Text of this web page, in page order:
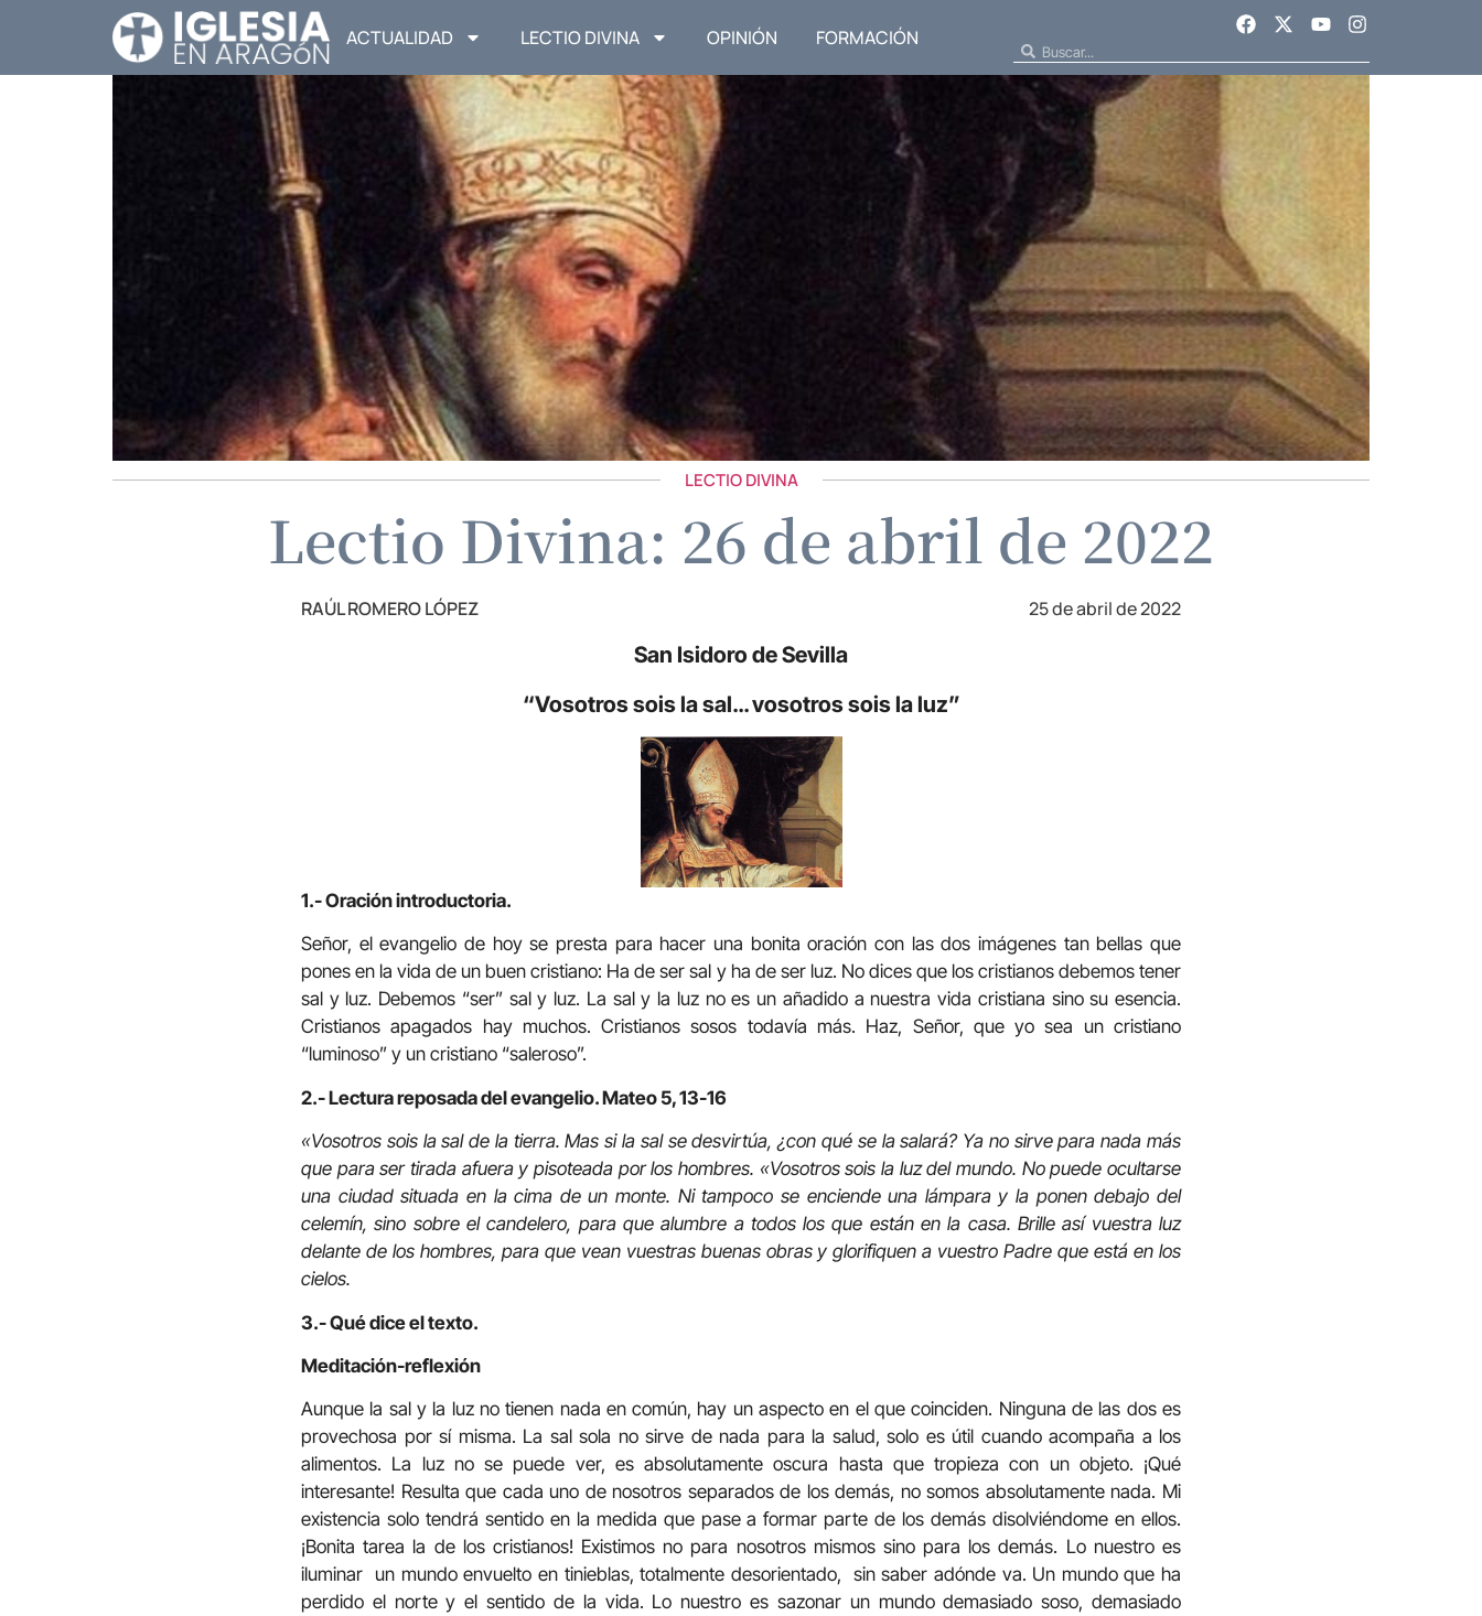
ACTUALIDAD LECTIO DIVINA OPINIÓN FORMACIÓN
LECTIO DIVINA
Lectio Divina: 26 de abril de 2022
RAÚL ROMERO LÓPEZ 25 de abril de 2022
San Isidoro de Sevilla
“Vosotros sois la sal… vosotros sois la luz”
1.- Oración introductoria.
Señor, el evangelio de hoy se presta para hacer una bonita oración con las dos imágenes tan bellas que
pones en la vida de un buen cristiano: Ha de ser sal y ha de ser luz. No dices que los cristianos debemos tener
sal y luz. Debemos “ser” sal y luz. La sal y la luz no es un añadido a nuestra vida cristiana sino su esencia.
Cristianos apagados hay muchos. Cristianos sosos todavía más. Haz, Señor, que yo sea un cristiano
“luminoso” y un cristiano “saleroso”.
2.- Lectura reposada del evangelio. Mateo 5, 13-16
«Vosotros sois la sal de la tierra. Mas si la sal se desvirtúa, ¿con qué se la salará? Ya no sirve para nada más
que para ser tirada afuera y pisoteada por los hombres. «Vosotros sois la luz del mundo. No puede ocultarse
una ciudad situada en la cima de un monte. Ni tampoco se enciende una lámpara y la ponen debajo del
celemín, sino sobre el candelero, para que alumbre a todos los que están en la casa. Brille así vuestra luz
delante de los hombres, para que vean vuestras buenas obras y glorifiquen a vuestro Padre que está en los
cielos.
3.- Qué dice el texto.
Meditación-reflexión
Aunque la sal y la luz no tienen nada en común, hay un aspecto en el que coinciden. Ninguna de las dos es
provechosa por sí misma. La sal sola no sirve de nada para la salud, solo es útil cuando acompaña a los
alimentos. La luz no se puede ver, es absolutamente oscura hasta que tropieza con un objeto. ¡Qué
interesante! Resulta que cada uno de nosotros separados de los demás, no somos absolutamente nada. Mi
existencia solo tendrá sentido en la medida que pase a formar parte de los demás disolviéndome en ellos.
¡Bonita tarea la de los cristianos! Existimos no para nosotros mismos sino para los demás. Lo nuestro es
iluminar un mundo envuelto en tinieblas, totalmente desorientado, sin saber adónde va. Un mundo que ha
perdido el norte y el sentido de la vida. Lo nuestro es sazonar un mundo demasiado soso, demasiado